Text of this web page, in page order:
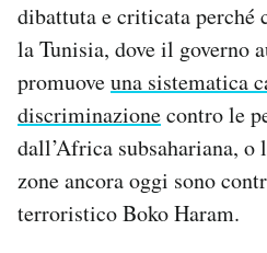
dibattuta e criticata perché
la Tunisia, dove il governo
promuoveuna sistematica
discriminazionecontro le
dall’Africa subsahariana, o
zone ancora oggi sono
terroristico Boko Haram.